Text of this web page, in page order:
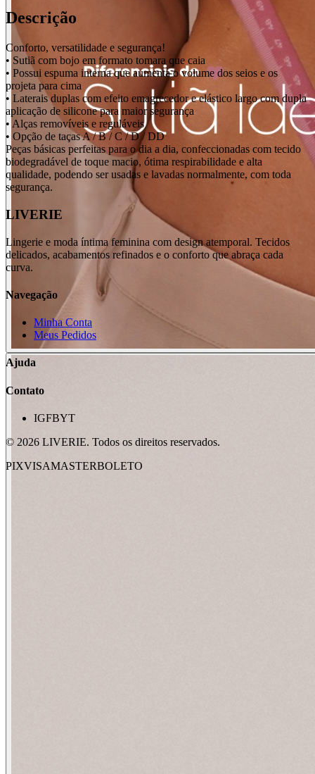
Descrição
Conforto, versatilidade e segurança!
• Sutiã com bojo em formato tomara que caia
• Possui espuma interna que aumenta o volume dos seios e os
projeta para cima
• Laterais duplas com efeito emagrecedor e elástico largo com dupla
aplicação de silicone para maior segurança
• Alças removíveis e reguláveis
• Opção de taças A / B / C / D / DD
Peças básicas perfeitas para o dia a dia, confeccionadas com tecido
biodegradável de toque macio, ótima respirabilidade e alta
qualidade, podendo ser usadas e lavadas normalmente, com toda
segurança.
LIVERIE
Lingerie e moda íntima feminina com design atemporal. Tecidos
delicados, acabamentos refinados e o conforto que abraça cada
curva.
Navegação
Minha Conta
Meus Pedidos
Ajuda
Contato
IGFBYT
© 2026 LIVERIE. Todos os direitos reservados.
PIXVISAMASTERBOLETO